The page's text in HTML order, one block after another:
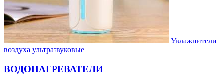
Увлажнители
воздуха ультразвуковые
ВОДОНАГРЕВАТЕЛИ